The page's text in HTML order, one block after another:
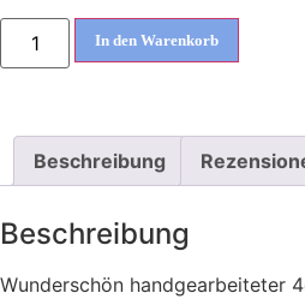
In den Warenkorb
Beschreibung
Beschreibung
Wunderschön handgearbeiteter